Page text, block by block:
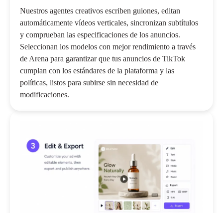
Nuestros agentes creativos escriben guiones, editan
automáticamente vídeos verticales, sincronizan subtítulos
y comprueban las especificaciones de los anuncios.
Seleccionan los modelos con mejor rendimiento a través
de Arena para garantizar que tus anuncios de TikTok
cumplan con los estándares de la plataforma y las
políticas, listos para subirse sin necesidad de
modificaciones.